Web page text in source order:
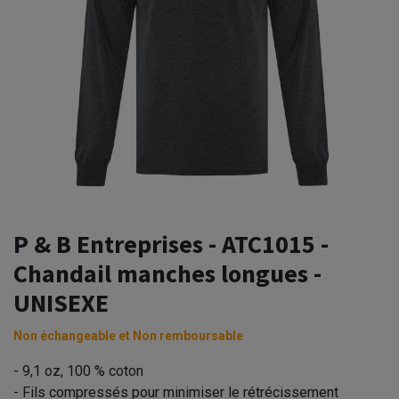
P & B Entreprises - ATC1015 -
Chandail manches longues -
UNISEXE
Non échangeable et Non remboursable
- 9,1 oz, 100 % coton
- Fils compressés pour minimiser le rétrécissement